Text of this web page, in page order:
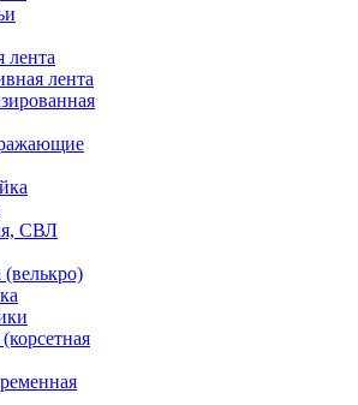
лента
лента
СВЛ